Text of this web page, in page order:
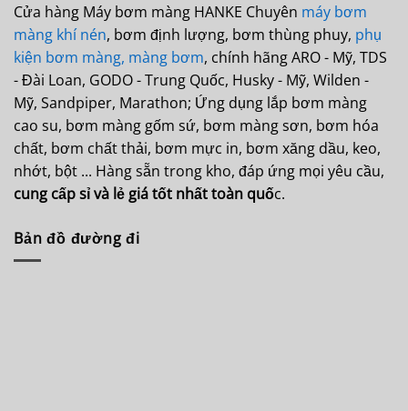
Cửa hàng Máy bơm màng HANKE Chuyên máy bơm
màng khí nén, bơm định lượng, bơm thùng phuy, phụ
kiện bơm màng, màng bơm, chính hãng ARO - Mỹ, TDS
- Đài Loan, GODO - Trung Quốc, Husky - Mỹ, Wilden -
Mỹ, Sandpiper, Marathon; Ứng dụng lắp bơm màng
cao su, bơm màng gốm sứ, bơm màng sơn, bơm hóa
chất, bơm chất thải, bơm mực in, bơm xăng dầu, keo,
nhớt, bột ... Hàng sẵn trong kho, đáp ứng mọi yêu cầu,
cung cấp sỉ và lẻ giá tốt nhất toàn quốc.
Bản đồ đường đi